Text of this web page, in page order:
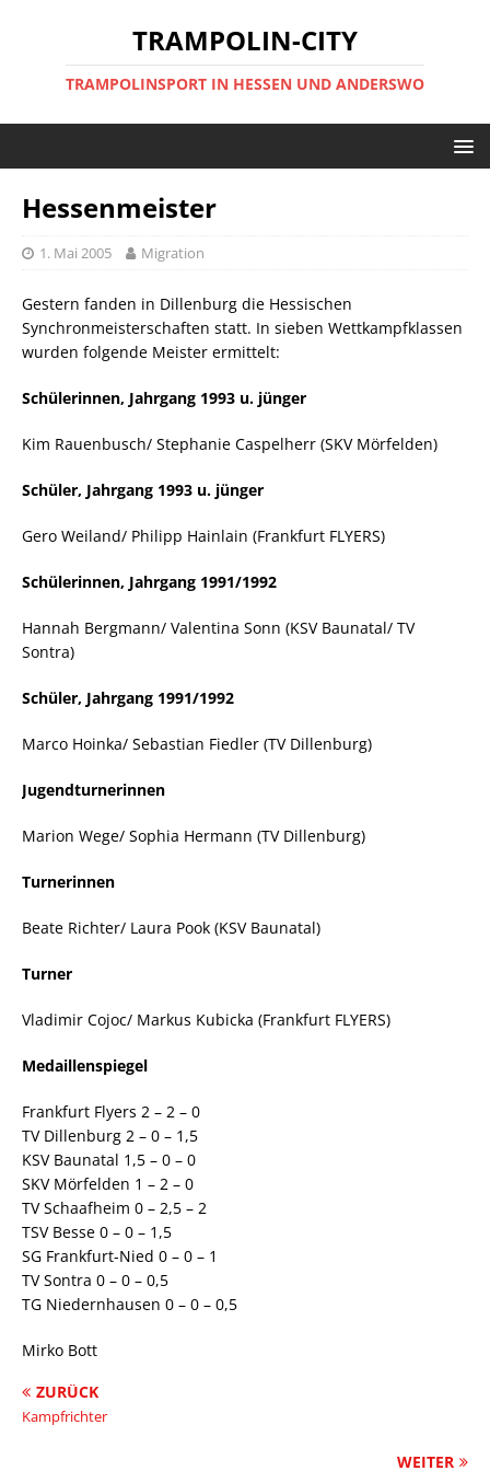
TRAMPOLIN-CITY
TRAMPOLINSPORT IN HESSEN UND ANDERSWO
Hessenmeister
1. Mai 2005 Migration
Gestern fanden in Dillenburg die Hessischen
Synchronmeisterschaften statt. In sieben Wettkampfklassen
wurden folgende Meister ermittelt:
Schülerinnen, Jahrgang 1993 u. jünger
Kim Rauenbusch/ Stephanie Caspelherr (SKV Mörfelden)
Schüler, Jahrgang 1993 u. jünger
Gero Weiland/ Philipp Hainlain (Frankfurt FLYERS)
Schülerinnen, Jahrgang 1991/1992
Hannah Bergmann/ Valentina Sonn (KSV Baunatal/ TV
Sontra)
Schüler, Jahrgang 1991/1992
Marco Hoinka/ Sebastian Fiedler (TV Dillenburg)
Jugendturnerinnen
Marion Wege/ Sophia Hermann (TV Dillenburg)
Turnerinnen
Beate Richter/ Laura Pook (KSV Baunatal)
Turner
Vladimir Cojoc/ Markus Kubicka (Frankfurt FLYERS)
Medaillenspiegel
Frankfurt Flyers 2 – 2 – 0
TV Dillenburg 2 – 0 – 1,5
KSV Baunatal 1,5 – 0 – 0
SKV Mörfelden 1 – 2 – 0
TV Schaafheim 0 – 2,5 – 2
TSV Besse 0 – 0 – 1,5
SG Frankfurt-Nied 0 – 0 – 1
TV Sontra 0 – 0 – 0,5
TG Niedernhausen 0 – 0 – 0,5
Mirko Bott
ZURÜCK
Kampfrichter
WEITER